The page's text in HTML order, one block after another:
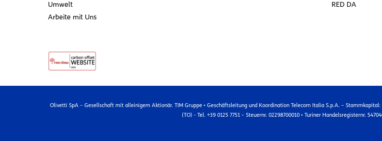
Umwelt
Arbeite mit Uns
RED DA
Olivetti SpA – Gesellschaft mit alleinigem Aktionär. TIM Gruppe • Geschäftsleitung und Koordination Telecom Italia S.p.A. –
(TO) - Tel. +39 0125 7751 – Steuernr. 02298700010 • Turiner Handelsregisternr.